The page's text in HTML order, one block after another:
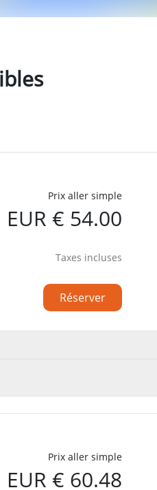
Prix aller simple
EUR € 54.00
Taxes incluses
Réserver
Prix aller simple
EUR € 60.48